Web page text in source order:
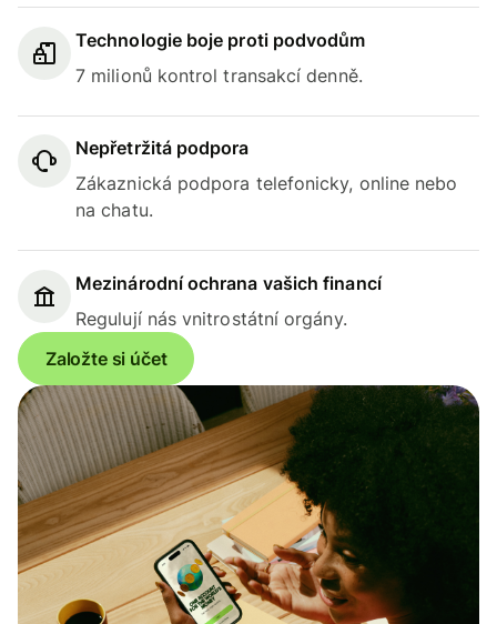
Technologie boje proti podvodům
7 milionů kontrol transakcí denně.
Nepřetržitá podpora
Zákaznická podpora telefonicky, online nebo
na chatu.
Mezinárodní ochrana vašich financí
Regulují nás vnitrostátní orgány.
Založte si účet